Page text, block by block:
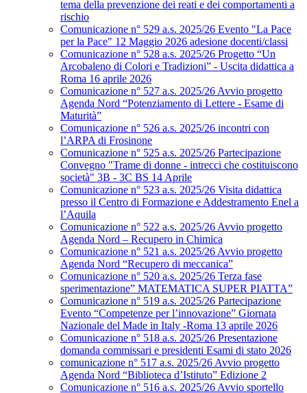
tema della prevenzione dei reati e dei comportamenti a
rischio
Comunicazione n° 529 a.s. 2025/26 Evento "La Pace
per la Pace" 12 Maggio 2026 adesione docenti/classi
Comunicazione n° 528 a.s. 2025/26 Progetto “Un
Arcobaleno di Colori e Tradizioni” - Uscita didattica a
Roma 16 aprile 2026
Comunicazione n° 527 a.s. 2025/26 Avvio progetto
Agenda Nord “Potenziamento di Lettere - Esame di
Maturità”
Comunicazione n° 526 a.s. 2025/26 incontri con
l’ARPA di Frosinone
Comunicazione n° 525 a.s. 2025/26 Partecipazione
Convegno "Trame di donne - intrecci che costituiscono
società" 3B - 3C BS 14 Aprile
Comunicazione n° 523 a.s. 2025/26 Visita didattica
presso il Centro di Formazione e Addestramento Enel a
l’Aquila
Comunicazione n° 522 a.s. 2025/26 Avvio progetto
Agenda Nord – Recupero in Chimica
Comunicazione n° 521 a.s. 2025/26 Avvio progetto
Agenda Nord “Recupero di meccanica”
Comunicazione n° 520 a.s. 2025/26 Terza fase
sperimentazione” MATEMATICA SUPER PIATTA”
Comunicazione n° 519 a.s. 2025/26 Partecipazione
Evento “Competenze per l’innovazione” Giornata
Nazionale del Made in Italy -Roma 13 aprile 2026
Comunicazione n° 518 a.s. 2025/26 Presentazione
domanda commissari e presidenti Esami di stato 2026
comunicazione n° 517 a.s. 2025/26 Avvio progetto
Agenda Nord “Biblioteca d’Istituto” Edizione 2
Comunicazione n° 516 a.s. 2025/26 Avvio sportello